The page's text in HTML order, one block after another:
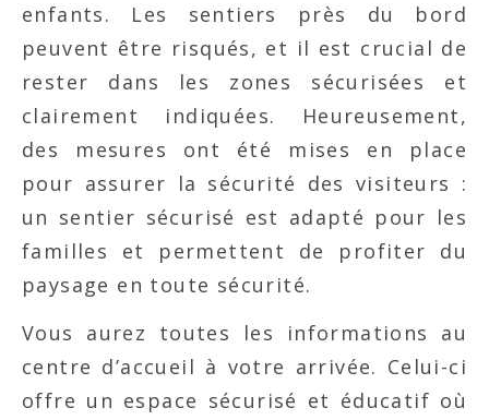
enfants. Les sentiers près du bord
peuvent être risqués, et il est crucial de
rester dans les zones sécurisées et
clairement indiquées. Heureusement,
des mesures ont été mises en place
pour assurer la sécurité des visiteurs :
un sentier sécurisé est adapté pour les
familles et permettent de profiter du
paysage en toute sécurité.
Vous aurez toutes les informations au
centre d’accueil à votre arrivée. Celui-ci
offre un espace sécurisé et éducatif où